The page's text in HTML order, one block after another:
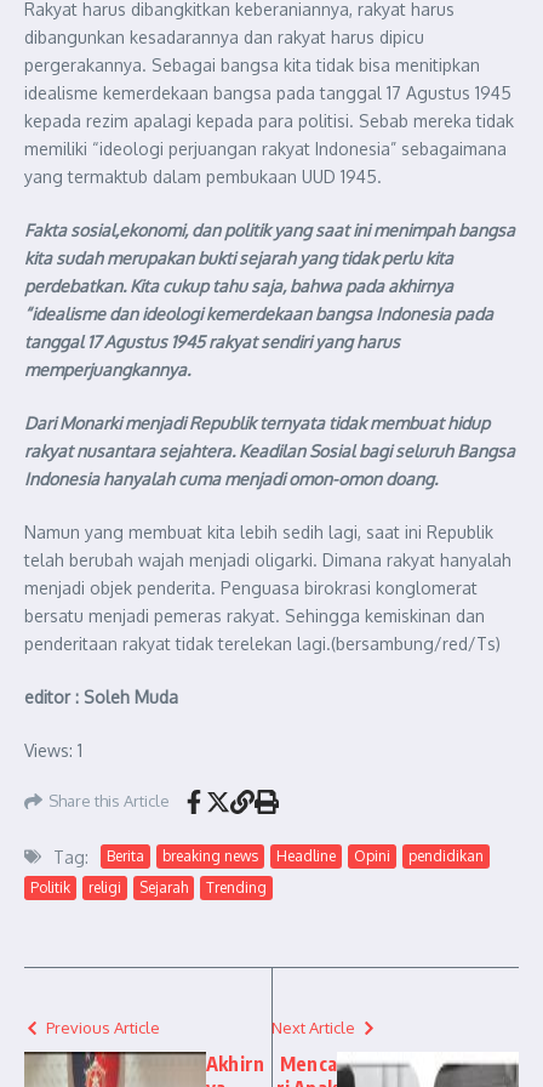
Rakyat harus dibangkitkan keberaniannya, rakyat harus
dibangunkan kesadarannya dan rakyat harus dipicu
pergerakannya. Sebagai bangsa kita tidak bisa menitipkan
idealisme kemerdekaan bangsa pada tanggal 17 Agustus 1945
kepada rezim apalagi kepada para politisi. Sebab mereka tidak
memiliki “ideologi perjuangan rakyat Indonesia” sebagaimana
yang termaktub dalam pembukaan UUD 1945.
Fakta sosial,ekonomi, dan politik yang saat ini menimpah bangsa
kita sudah merupakan bukti sejarah yang tidak perlu kita
perdebatkan. Kita cukup tahu saja, bahwa pada akhirnya
“idealisme dan ideologi kemerdekaan bangsa Indonesia pada
tanggal 17 Agustus 1945 rakyat sendiri yang harus
memperjuangkannya.
Dari Monarki menjadi Republik ternyata tidak membuat hidup
rakyat nusantara sejahtera. Keadilan Sosial bagi seluruh Bangsa
Indonesia hanyalah cuma menjadi omon-omon doang.
Namun yang membuat kita lebih sedih lagi, saat ini Republik
telah berubah wajah menjadi oligarki. Dimana rakyat hanyalah
menjadi objek penderita. Penguasa birokrasi konglomerat
bersatu menjadi pemeras rakyat. Sehingga kemiskinan dan
penderitaan rakyat tidak terelekan lagi.(bersambung/red/Ts)
editor : Soleh Muda
Views: 1
Share this Article
Tag: Berita breaking news Headline Opini
pendidikan
Politik
religi Sejarah Trending
Previous Article
Akhirn
Next Article
Menca